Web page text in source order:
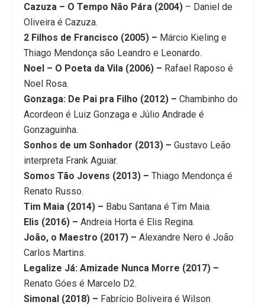
Cazuza – O Tempo Não Pára (2004) – Daniel de
Oliveira é Cazuza.
2 Filhos de Francisco (2005) – Márcio Kieling e
Thiago Mendonça são Leandro e Leonardo.
Noel – O Poeta da Vila (2006) – Rafael Raposo é
Noel Rosa.
Gonzaga: De Pai pra Filho (2012) – Chambinho do
Acordeon é Luiz Gonzaga e Júlio Andrade é
Gonzaguinha.
Sonhos de um Sonhador (2013) – Gustavo Leão
interpreta Frank Aguiar.
Somos Tão Jovens (2013) – Thiago Mendonça é
Renato Russo.
Tim Maia (2014) – Babu Santana é Tim Maia.
Elis (2016) – Andreia Horta é Elis Regina.
João, o Maestro (2017) – Alexandre Nero é João
Carlos Martins.
Legalize Já: Amizade Nunca Morre (2017) –
Renato Góes é Marcelo D2.
Simonal (2018) – Fabrício Boliveira é Wilson